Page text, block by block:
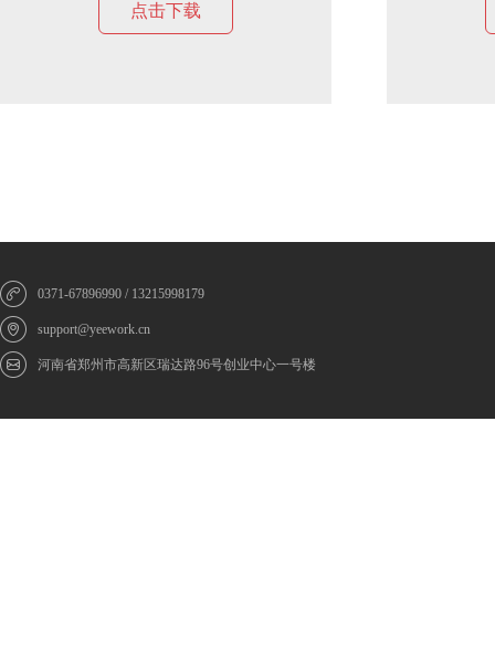
点击下载
0371-67896990 / 13215998179
support@yeework.cn
河南省郑州市高新区瑞达路96号创业中心一号楼